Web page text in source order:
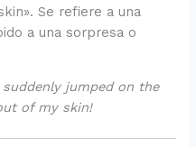
Se refiere a una
a una sorpresa o
suddenly jumped on the
of my skin!